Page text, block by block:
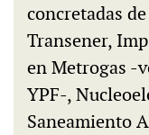
concretadas
Transener,
en Metrogas -
YPF-,
Saneamiento